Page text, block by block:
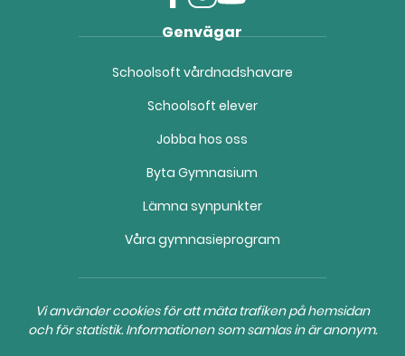
a
e
o
o
k
(
p
n
s
n
y
n
t
g
a
m
ö
p
a
i
n
o
t
b
(
ö
p
a
i
y
t
Genvägar
Schoolsoft vårdnadshavare
Schoolsoft elever
Jobba hos oss
Byta Gymnasium
Lämna synpunkter
Våra gymnasieprogram
Vi använder cookies för att mäta trafiken på hemsidan
och för statistik. Informationen som samlas in är anonym.